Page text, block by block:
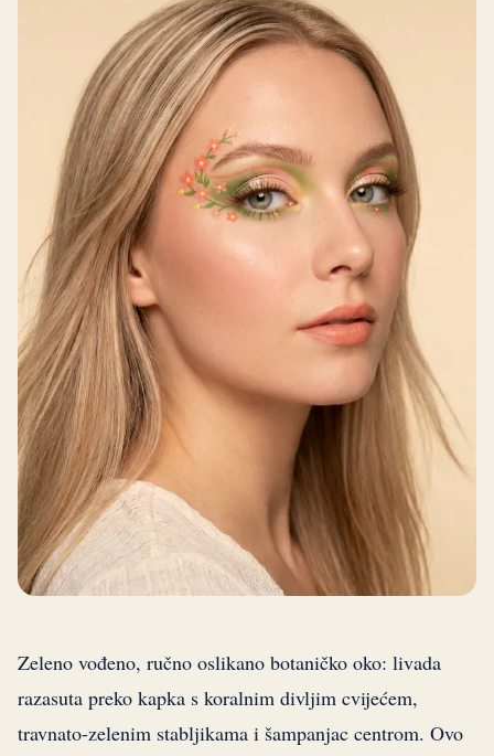
Zeleno vođeno, ručno oslikano botaničko oko: livada
razasuta preko kapka s koralnim divljim cvijećem,
travnato-zelenim stabljikama i šampanjac centrom. Ovo